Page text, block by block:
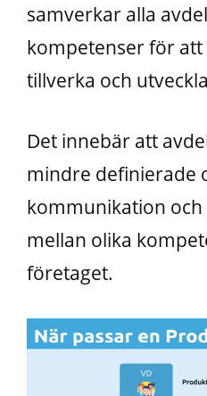
samverkar alla
kompetenser för att
tillverka och
Det innebär att
mindre definierade
kommunikation och
mellan olika
företaget.